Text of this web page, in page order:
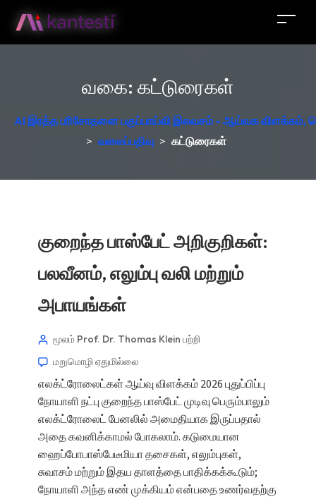
வகை: கட்டுரைகள்
AI இரத்த பரிசோதனை பகுப்பாய்வி இலவசம் - ஆய்வக விளக்கம்,
> வலைப்பதிவு > கட்டுரைகள்
குறைந்த பாஸ்பேட் அறிகுறிகள்:
பலவீனம், எலும்பு வலி மற்றும்
அபாயங்கள்
மூலம் Prof. Dr. Thomas Klein பற்றி
மறுமொழி ஏதுமில்லை
எலக்ட்ரோலைட்கள் ஆய்வு விளக்கம் 2026 புதுப்பிப்பு
நோயாளி நட்பு குறைந்த பாஸ்பேட் முடிவு பெரும்பாலும்
எலக்ட்ரோலைட் பேனலில் அமைதியாக இருப்பதால்
அதை கவனிக்காமல் போகலாம். கடுமையான
ஹைப்போபாஸ்பேடீமியா தசைகள், எலும்புகள்,
சுவாசம் மற்றும் இதய தாளத்தை பாதிக்கக்கூடும்;
நோயாளி அந்த எண் முக்கியம் என்பதை உணர்வதற்கு